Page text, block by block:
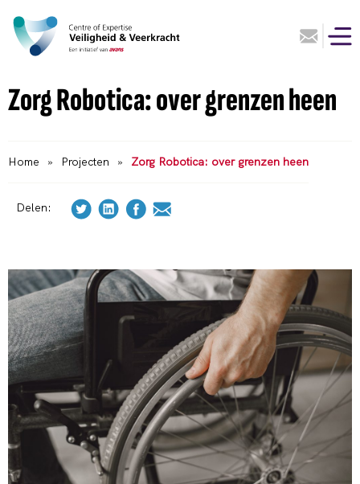
Zorg Robotica: over grenzen heen
Home » Projecten » Zorg Robotica: over grenzen heen
Delen: